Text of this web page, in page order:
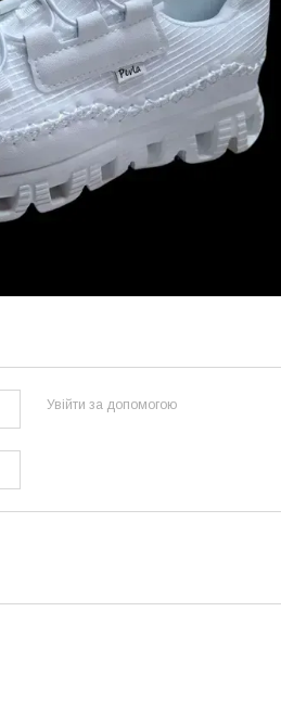
Увійти за допомогою